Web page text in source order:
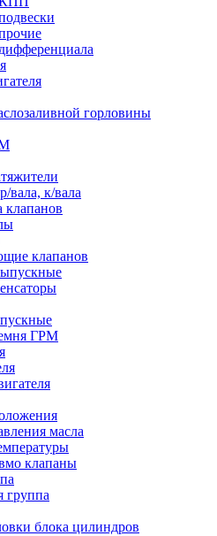
горловины
вала, к/вала
клапанов
клапанов
ГРМ
масла
клапаны
группа
блока цилиндров